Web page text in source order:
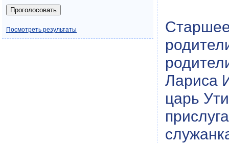
Лариса
царь
Посмотреть результаты